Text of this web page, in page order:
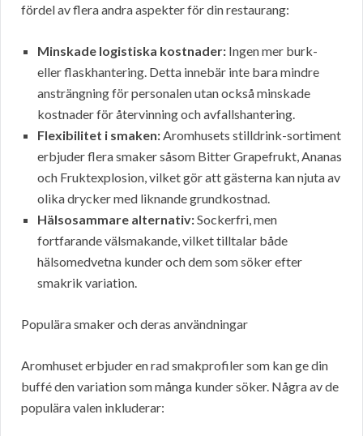
fördel av flera andra aspekter för din restaurang:
Minskade logistiska kostnader: Ingen mer burk-
eller flaskhantering. Detta innebär inte bara mindre
ansträngning för personalen utan också minskade
kostnader för återvinning och avfallshantering.
Flexibilitet i smaken:Aromhusets stilldrink-sortiment
erbjuder flera smaker såsom Bitter Grapefrukt, Ananas
och Fruktexplosion, vilket gör att gästerna kan njuta av
olika drycker med liknande grundkostnad.
Hälsosammare alternativ:Sockerfri, men
fortfarande välsmakande, vilket tilltalar både
hälsomedvetna kunder och dem som söker efter
smakrik variation.
Populära smaker och deras användningar
Aromhuset erbjuder en rad smakprofiler som kan ge din
buffé den variation som många kunder söker. Några av de
populära valen inkluderar: